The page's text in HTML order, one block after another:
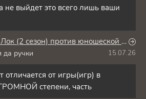
не выйдет это всего лишь ваши
Синяя тюрьма: Блю Лок (2 сезон) против юношеской сборной Японии
ручки 15.07.26
отличается от игры(игр) в
степени, часть